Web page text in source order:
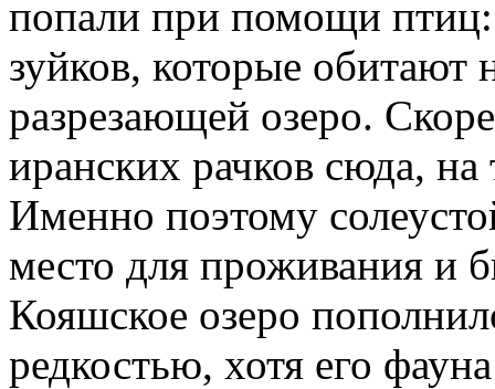
попали при помощи
зуйков, которые обитают
разрезающей озеро.
иранских рачков сюда,
Именно поэтому
место для проживания и
Кояшское озеро
редкостью, хотя его